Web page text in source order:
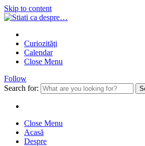
Skip to content
Curiozităţi
Calendar
Close Menu
Follow
Search for:
Close Menu
Acasă
Despre